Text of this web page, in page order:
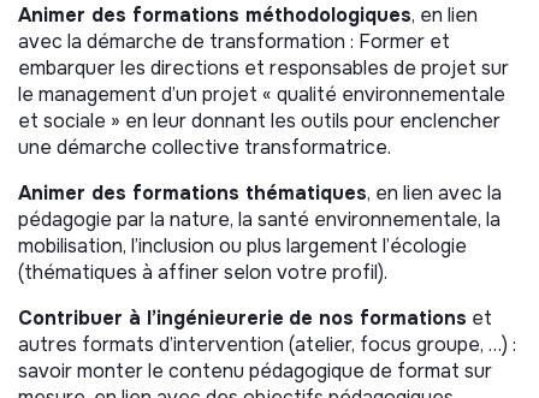
Animer des formations méthodologiques, en lien
avec la démarche de transformation : Former et
embarquer les directions et responsables de projet sur
le management d’un projet « qualité environnementale
et sociale » en leur donnant les outils pour enclencher
une démarche collective transformatrice.
Animer des formations thématiques, en lien avec la
pédagogie par la nature, la santé environnementale, la
mobilisation, l’inclusion ou plus largement l’écologie
(thématiques à affiner selon votre profil).
Contribuer à l’ingénieurerie de nos formations et
autres formats d’intervention (atelier, focus groupe, …) :
savoir monter le contenu pédagogique de format sur